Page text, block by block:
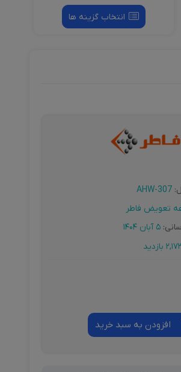
انتخاب گزینه ها
AHW-307
5 آبان 1404
بازدید
افزودن به سبد خرید